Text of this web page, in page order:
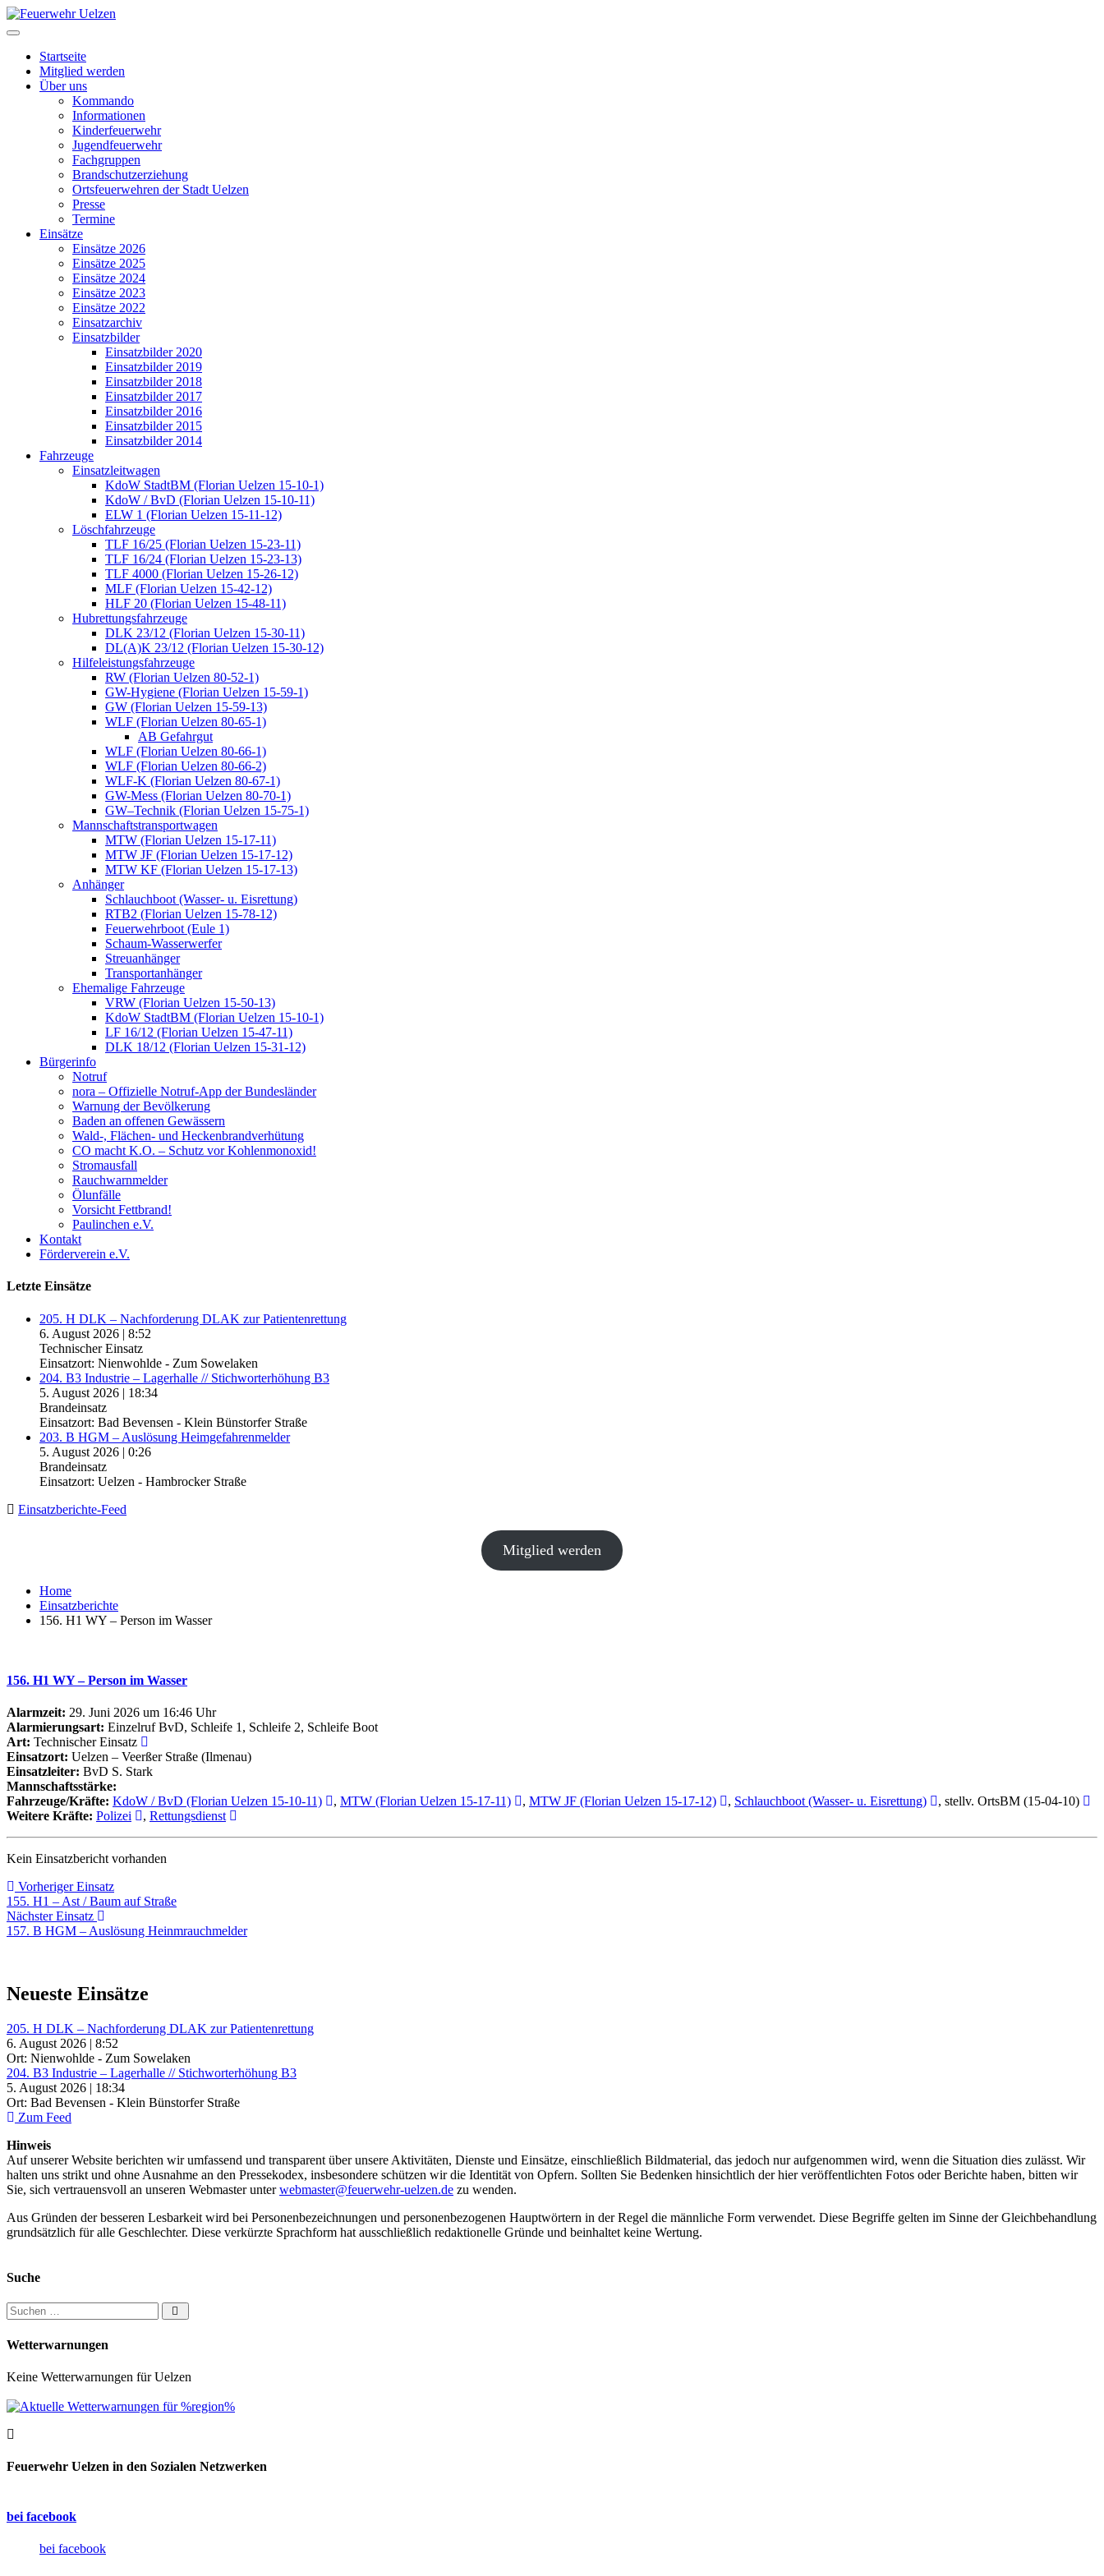
Startseite
Mitglied werden
Über uns
Kommando
Informationen
Kinderfeuerwehr
Jugendfeuerwehr
Fachgruppen
Brandschutzerziehung
Ortsfeuerwehren der Stadt Uelzen
Presse
Termine
Einsätze
Einsätze 2026
Einsätze 2025
Einsätze 2024
Einsätze 2023
Einsätze 2022
Einsatzarchiv
Einsatzbilder
Einsatzbilder 2020
Einsatzbilder 2019
Einsatzbilder 2018
Einsatzbilder 2017
Einsatzbilder 2016
Einsatzbilder 2015
Einsatzbilder 2014
Fahrzeuge
Einsatzleitwagen
KdoW StadtBM (Florian Uelzen 15-10-1)
KdoW / BvD (Florian Uelzen 15-10-11)
ELW 1 (Florian Uelzen 15-11-12)
Löschfahrzeuge
TLF 16/25 (Florian Uelzen 15-23-11)
TLF 16/24 (Florian Uelzen 15-23-13)
TLF 4000 (Florian Uelzen 15-26-12)
MLF (Florian Uelzen 15-42-12)
HLF 20 (Florian Uelzen 15-48-11)
Hubrettungsfahrzeuge
DLK 23/12 (Florian Uelzen 15-30-11)
DL(A)K 23/12 (Florian Uelzen 15-30-12)
Hilfeleistungsfahrzeuge
RW (Florian Uelzen 80-52-1)
GW-Hygiene (Florian Uelzen 15-59-1)
GW (Florian Uelzen 15-59-13)
WLF (Florian Uelzen 80-65-1)
AB Gefahrgut
WLF (Florian Uelzen 80-66-1)
WLF (Florian Uelzen 80-66-2)
WLF-K (Florian Uelzen 80-67-1)
GW-Mess (Florian Uelzen 80-70-1)
GW–Technik (Florian Uelzen 15-75-1)
Mannschaftstransportwagen
MTW (Florian Uelzen 15-17-11)
MTW JF (Florian Uelzen 15-17-12)
MTW KF (Florian Uelzen 15-17-13)
Anhänger
Schlauchboot (Wasser- u. Eisrettung)
RTB2 (Florian Uelzen 15-78-12)
Feuerwehrboot (Eule 1)
Schaum-Wasserwerfer
Streuanhänger
Transportanhänger
Ehemalige Fahrzeuge
VRW (Florian Uelzen 15-50-13)
KdoW StadtBM (Florian Uelzen 15-10-1)
LF 16/12 (Florian Uelzen 15-47-11)
DLK 18/12 (Florian Uelzen 15-31-12)
Bürgerinfo
Notruf
nora – Offizielle Notruf-App der Bundesländer
Warnung der Bevölkerung
Baden an offenen Gewässern
Wald-, Flächen- und Heckenbrandverhütung
CO macht K.O. – Schutz vor Kohlenmonoxid!
Stromausfall
Rauchwarnmelder
Ölunfälle
Vorsicht Fettbrand!
Paulinchen e.V.
Kontakt
Förderverein e.V.
Letzte Einsätze
205. H DLK – Nachforderung DLAK zur Patientenrettung
6. August 2026 | 8:52
Technischer Einsatz
Einsatzort: Nienwohlde - Zum Sowelaken
204. B3 Industrie – Lagerhalle // Stichworterhöhung B3
5. August 2026 | 18:34
Brandeinsatz
Einsatzort: Bad Bevensen - Klein Bünstorfer Straße
203. B HGM – Auslösung Heimgefahrenmelder
5. August 2026 | 0:26
Brandeinsatz
Einsatzort: Uelzen - Hambrocker Straße
Einsatzberichte-Feed
Mitglied werden
Home
Einsatzberichte
156. H1 WY – Person im Wasser
156. H1 WY – Person im Wasser
Alarmzeit: 29. Juni 2026 um 16:46 Uhr
Alarmierungsart: Einzelruf BvD, Schleife 1, Schleife 2, Schleife Boot
Art: Technischer Einsatz
Einsatzort: Uelzen – Veerßer Straße (Ilmenau)
Einsatzleiter: BvD S. Stark
Mannschaftsstärke:
Fahrzeuge/Kräfte: KdoW / BvD (Florian Uelzen 15-10-11) , MTW (Florian Uelzen 15-17-11) , MTW JF (Florian Uelzen 15-17-12) , Schlauchboot (Wasser- u. Eisrettung)
, stellv. OrtsBM (15-04-10)
Weitere Kräfte: Polizei , Rettungsdienst
Kein Einsatzbericht vorhanden
Beitragsnavigation
Vorheriger EinsatzVorheriger
Einsatz:
155. H1 – Ast / Baum auf Straße
Nächster Einsatz
Einsatz:
157. B HGM – Auslösung Heinmrauchmelder
Neueste Einsätze
205. H DLK – Nachforderung DLAK zur Patientenrettung
6. August 2026 | 8:52
Ort: Nienwohlde - Zum Sowelaken
204. B3 Industrie – Lagerhalle // Stichworterhöhung B3
5. August 2026 | 18:34
Ort: Bad Bevensen - Klein Bünstorfer Straße
Zum Feed
Hinweis
Auf unserer Website berichten wir umfassend und transparent über unsere Aktivitäten, Dienste und Einsätze, einschließlich Bildmaterial, das jedoch nur aufgenommen wird, wenn die Situation dies zulässt. Wir
halten uns strikt und ohne Ausnahme an den Pressekodex, insbesondere schützen wir die Identität von Opfern. Sollten Sie Bedenken hinsichtlich der hier veröffentlichten Fotos oder Berichte haben, bitten wir
Sie, sich vertrauensvoll an unseren Webmaster unterwebmaster@feuerwehr-uelzen.de zu wenden.
Aus Gründen der besseren Lesbarkeit wird bei Personenbezeichnungen und personenbezogenen Hauptwörtern in der Regel die männliche Form verwendet. Diese Begriffe gelten im Sinne der Gleichbehandlung
grundsätzlich für alle Geschlechter. Diese verkürzte Sprachform hat ausschließlich redaktionelle Gründe und beinhaltet keine Wertung.
Suche
Suchen nach:
Wetterwarnungen
Keine Wetterwarnungen für Uelzen
Feuerwehr Uelzen in den Sozialen Netzwerken
bei facebook
bei facebook